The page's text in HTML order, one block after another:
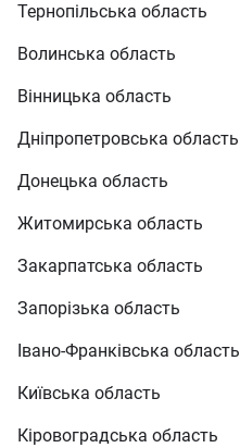
Тернопільська область
Волинська область
Вінницька область
Дніпропетровська область
Донецька область
Житомирська область
Закарпатська область
Запорізька область
Івано-Франківська область
Київська область
Кіровоградська область